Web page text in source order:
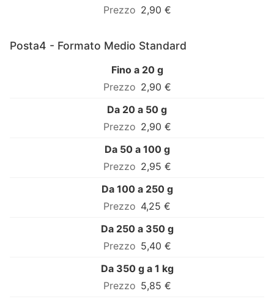
2,90 €
Posta4 - Formato Medio Standard
Fino a 20 g
2,90 €
Da 20 a 50 g
2,90 €
Da 50 a 100 g
2,95 €
Da 100 a 250 g
4,25 €
Da 250 a 350 g
5,40 €
Da 350 g a 1 kg
5,85 €